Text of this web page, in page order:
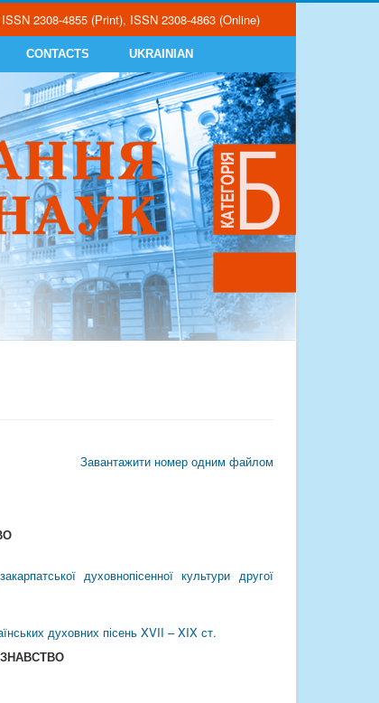
ISSN 2308-4855 (Print), ISSN 2308-4863 (Online)
CONTACTS UKRAINIAN
Завантажити номер одним файлом
духовнопісенної культури другої
духовних пісень XVII – XIX ст.